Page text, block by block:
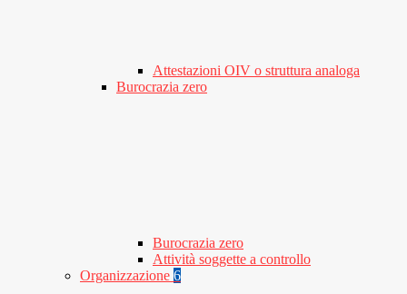
Attestazioni OIV o struttura analoga
Burocrazia zero
Burocrazia zero
Attività soggette a controllo
Organizzazione 6